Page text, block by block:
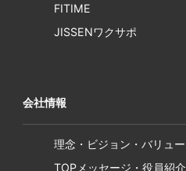
FITIME
JISSENワクサポ
会社情報
理念・ビジョン・バリュー
TOPメッセージ・役員紹介